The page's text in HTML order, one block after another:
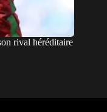
rival héréditaire